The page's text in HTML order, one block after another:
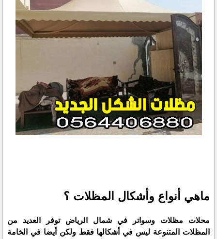
ماهي أنواع وأشكال المظلات ؟
محلات مظلات وسواتر في شمال الرياض توفر العديد من
المظلات المتنوعة ليس في أشكالها فقط ولكن أيضا في الخامة